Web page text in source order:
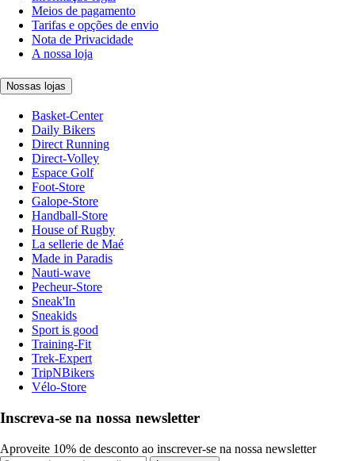
Meios de pagamento
Tarifas e opções de envio
Nota de Privacidade
A nossa loja
Nossas lojas
Basket-Center
Daily Bikers
Direct Running
Direct-Volley
Espace Golf
Foot-Store
Galope-Store
Handball-Store
House of Rugby
La sellerie de Maé
Made in Paradis
Nauti-wave
Pecheur-Store
Sneak'In
Sneakids
Sport is good
Training-Fit
Trek-Expert
TripNBikers
Vélo-Store
Inscreva-se na nossa newsletter
Aproveite 10% de desconto ao inscrever-se na nossa newsletter